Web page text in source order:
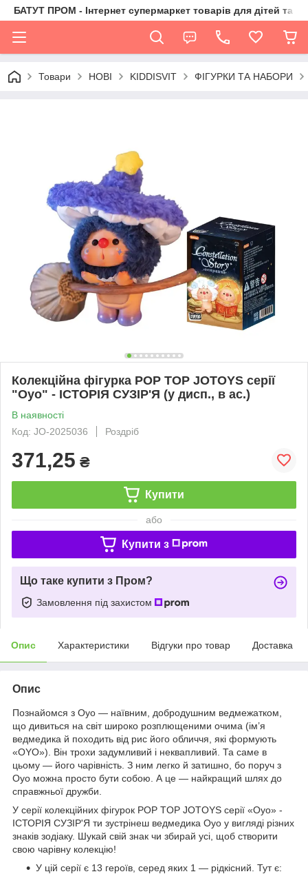
БАТУТ ПРОМ - Інтернет супермаркет товарів для дітей та їх
Товари НОВІ KIDDISVIT ФІГУРКИ ТА НАБОРИ
Колекційна фігурка POP TOP JOTOYS серії
"Oyo" - ІСТОРІЯ СУЗІР'Я (у дисп., в ас.)
В наявності
Код: JO-2025036
Роздріб
371,25 ₴
Купити
або
Купити з
Що таке купити з Пром?
Замовлення під захистом
Опис Характеристики Відгуки про товар Доставка
Опис
Познайомся з Oyo — наївним, добродушним ведмежатком,
що дивиться на світ широко розплющеними очима (ім’я
ведмедика й походить від рис його обличчя, які формують
«OYO»). Він трохи задумливий і неквапливий. Та саме в
цьому — його чарівність. З ним легко й затишно, бо поруч з
Oyo можна просто бути собою. А це — найкращий шлях до
справжньої дружби.
У серії колекційних фігурок POP TOP JOTOYS серії «Oyo» -
ІСТОРІЯ СУЗІР'Я ти зустрінеш ведмедика Oyo у вигляді різних
знаків зодіаку. Шукай свій знак чи збирай усі, щоб створити
свою чарівну колекцію!
У цій серії є 13 героїв, серед яких 1 — рідкісний. Тут є: